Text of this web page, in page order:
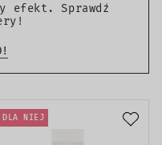
efekt. Sprawdź
DLA NIEJ